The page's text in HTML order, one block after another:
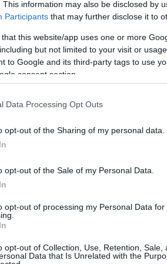
This information may also be disclosed by
Participants that may further disclose it to
that this website/app uses one or more
but not limited to your visit or
to Google and its third-party tags to use
consent section.
Data Processing Opt Outs
opt-out of the Sharing of my personal data.
opt-out of the Sale of my Personal Data.
opt-out of processing my Personal Data for
opt-out of Collection, Use, Retention, Sale,
Data that Is Unrelated with the